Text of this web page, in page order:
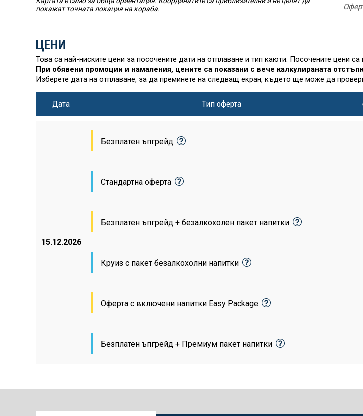
покажат точната локация на кораба.
ЦЕНИ
Това са най-ниските цени за посочените дати на отплаване и тип каюти. Посочените цени са
При обявени промоции и намаления, цените са показани с вече калкулираната
Изберете дата на отплаване, за да преминете на следващ екран, където ще може да
Дата Тип оферта
15.12.2026
Безплатен ъпгрейд
Стандартна оферта
Безплатен ъпгрейд + безалкохолен пакет напитки
Круиз с пакет безалкохолни напитки
Оферта с включени напитки Easy Package
Безплатен ъпгрейд + Премиум пакет напитки